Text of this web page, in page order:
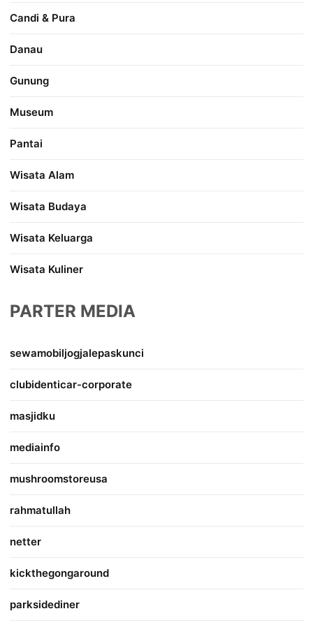
Candi & Pura
Danau
Gunung
Museum
Pantai
Wisata Alam
Wisata Budaya
Wisata Keluarga
Wisata Kuliner
PARTER MEDIA
sewamobiljogjalepaskunci
clubidenticar-corporate
masjidku
mediainfo
mushroomstoreusa
rahmatullah
netter
kickthegongaround
parksidediner